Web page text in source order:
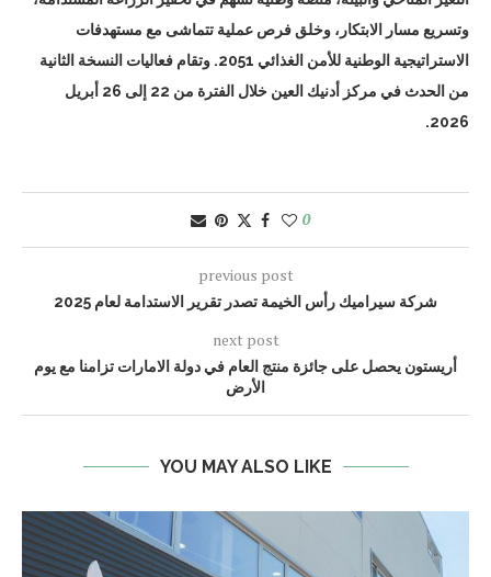
وتسريع مسار الابتكار، وخلق فرص عملية تتماشى مع مستهدفات
الاستراتيجية الوطنية للأمن الغذائي 2051. وتقام فعاليات النسخة الثانية
من الحدث في مركز أدنيك العين خلال الفترة من 22 إلى 26 أبريل
2026.
0
previous post
شركة سيراميك رأس الخيمة تصدر تقرير الاستدامة لعام 2025
next post
أريستون يحصل على جائزة منتج العام في دولة الامارات تزامنا مع يوم
الأرض
YOU MAY ALSO LIKE